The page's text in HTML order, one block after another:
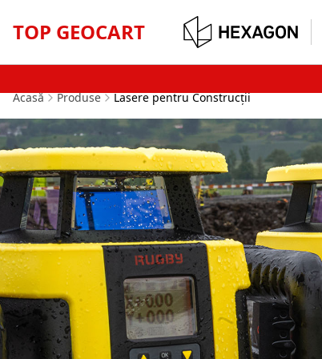
TOP GEOCART
Acasă Produse Lasere pentru Construcții